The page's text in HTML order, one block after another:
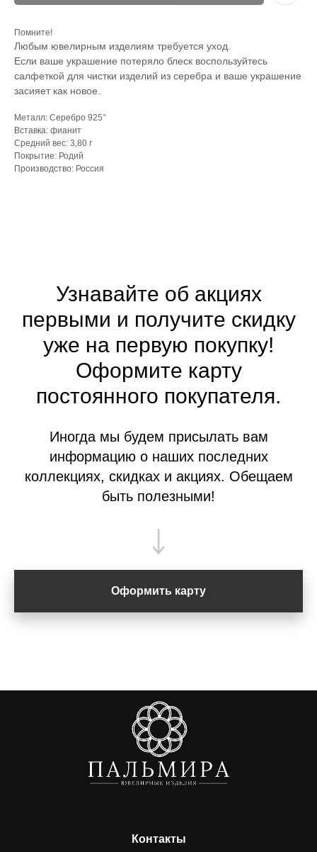
Помните!
Любым ювелирным изделиям требуется уход.
Если ваше украшение потеряло блеск воспользуйтесь
салфеткой для чистки изделий из серебра и ваше украшение
засияет как новое.
Металл: Серебро 925°
Вставка: фианит
Средний вес: 3,80 г
Покрытие: Родий
Производство: Россия
Узнавайте об акциях
первыми и получите скидку
уже на первую покупку!
Оформите карту
постоянного покупателя.
Иногда мы будем присылать вам
информацию о наших последних
коллекциях, скидках и акциях. Обещаем
быть полезными!
Оформить карту
Контакты